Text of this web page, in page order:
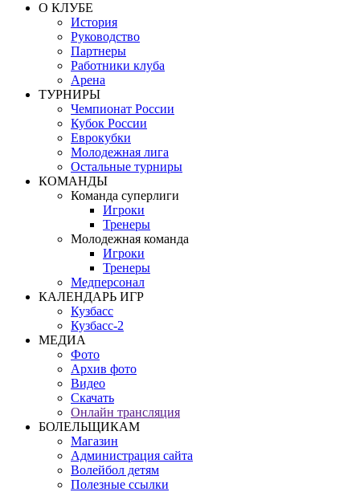
О КЛУБЕ
История
Руководство
Партнеры
Работники клуба
Арена
ТУРНИРЫ
Чемпионат России
Кубок России
Еврокубки
Молодежная лига
Остальные турниры
КОМАНДЫ
Команда суперлиги
Игроки
Тренеры
Молодежная команда
Игроки
Тренеры
Медперсонал
КАЛЕНДАРЬ ИГР
Кузбасс
Кузбасс-2
МЕДИА
Фото
Архив фото
Видео
Скачать
Онлайн трансляция
БОЛЕЛЬЩИКАМ
Магазин
Администрация сайта
Волейбол детям
Полезные ссылки